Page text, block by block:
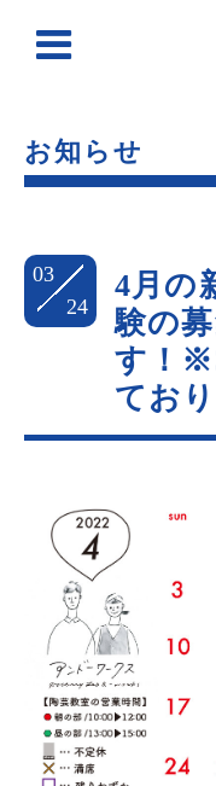
お知らせ
03
24
4月の
験の
す！
てお